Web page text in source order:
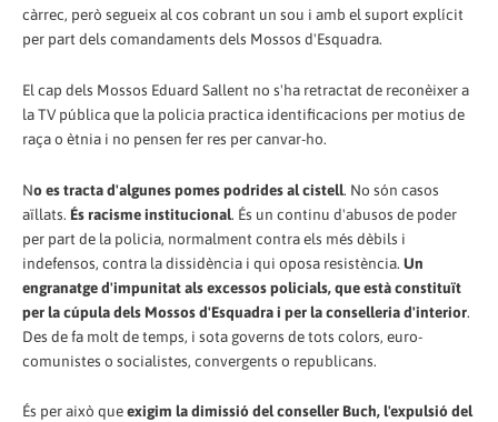
càrrec, però segueix al cos cobrant un sou i amb el suport explícit
per part dels comandaments dels Mossos d'Esquadra.
El cap dels Mossos Eduard Sallent no s'ha retractat de reconèixer a
la TV pública que la policia practica identificacions per motius de
raça o ètnia i no pensen fer res per canvar-ho.
No es tracta d'algunes pomes podrides al cistell. No són casos
aïllats. És racisme institucional. És un continu d'abusos de poder
per part de la policia, normalment contra els més dèbils i
indefensos, contra la dissidència i qui oposa resistència. Un
engranatge d'impunitat als excessos policials, que està constituït
per la cúpula dels Mossos d'Esquadra i per la conselleria d'interior.
Des de fa molt de temps, i sota governs de tots colors, euro-
comunistes o socialistes, convergents o republicans.
És per això queexigim la dimissió del conseller Buch, l'expulsió del